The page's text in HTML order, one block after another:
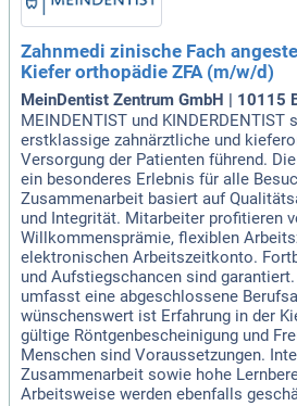
Zahnmedi zinische Fach
Kiefer orthopädie ZFA (m/w/d)
MeinDentist Zentrum GmbH | 10115
MEINDENTIST und
erstklassige zahnärztliche und
Versorgung der Patienten führend.
ein besonderes Erlebnis für alle
Zusammenarbeit basiert auf
und Integrität. Mitarbeiter profitieren
Willkommensprämie, flexiblen
elektronischen Arbeitszeitkonto.
und Aufstiegschancen sind
umfasst eine abgeschlossene
wünschenswert ist Erfahrung in der
gültige Röntgenbescheinigung und
Menschen sind Voraussetzungen.
Zusammenarbeit sowie hohe
Arbeitsweise werden ebenfalls